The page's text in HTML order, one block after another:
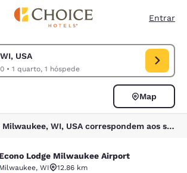
Principal
Entrar
USA
• 1 quarto, 1 hóspede
para Milwaukee, WI, USA. Data de check-in ago
filtrar
Map
1 hotéis perto de Milwaukee, WI, USA correspondem aos seus filtros
Milwaukee Airport
Econo Lodge Milwaukee Airport
Milwaukee, WI
12.86 km